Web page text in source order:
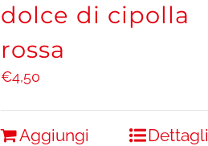
dolce di cipolla
rossa
€4,50
Aggiungi Dettagli